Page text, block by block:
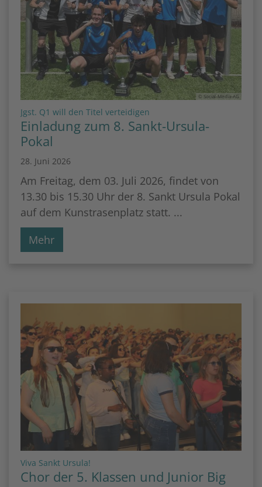
© Social-Media-AG
Jgst. Q1 will den Titel verteidigen
Einladung zum 8. Sankt-Ursula-
Pokal
28. Juni 2026
Am Freitag, dem 03. Juli 2026, findet von
13.30 bis 15.30 Uhr der 8. Sankt Ursula Pokal
auf dem Kunstrasenplatz statt. ...
Mehr
Viva Sankt Ursula!
Chor der 5. Klassen und Junior Big